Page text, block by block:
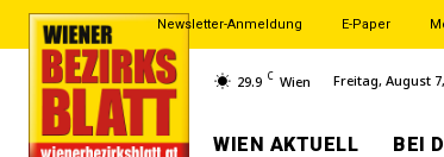
Newsletter-Anmeldung E-Paper
29.9 C Wien Freitag, August
WIEN AKTUELL BEI